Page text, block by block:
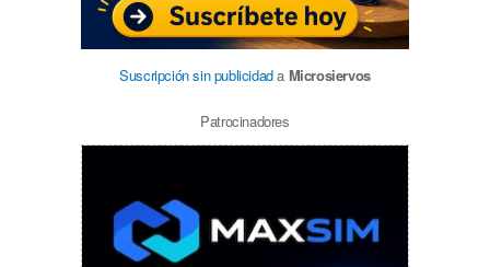
Suscripción sin publicidada Microsiervos
Patrocinadores